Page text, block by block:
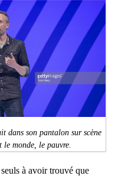
dans son pantalon sur scène
le monde, le pauvre.
à avoir trouvé que